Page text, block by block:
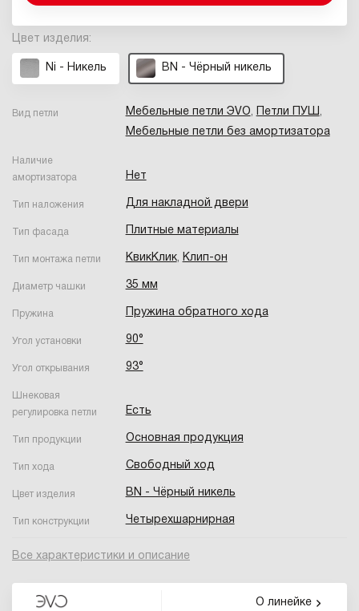
Цвет изделия:
Ni - Никель BN - Чёрный никель
Вид петли Мебельные петли ЭVO, Петли ПУШ,
Мебельные петли без амортизатора
Наличие
амортизатора
Нет
Тип наложения Для накладной двери
Тип фасада Плитные материалы
Тип монтажа петли КвикКлик, Клип-он
Диаметр чашки 35 мм
Пружина Пружина обратного хода
Угол установки 90°
Угол открывания 93°
Шнековая
регулировка петли
Есть
Тип продукции Основная продукция
Тип хода Свободный ход
Цвет изделия BN - Чёрный никель
Тип конструкции Четырехшарнирная
Все характеристики и описание
О линейке